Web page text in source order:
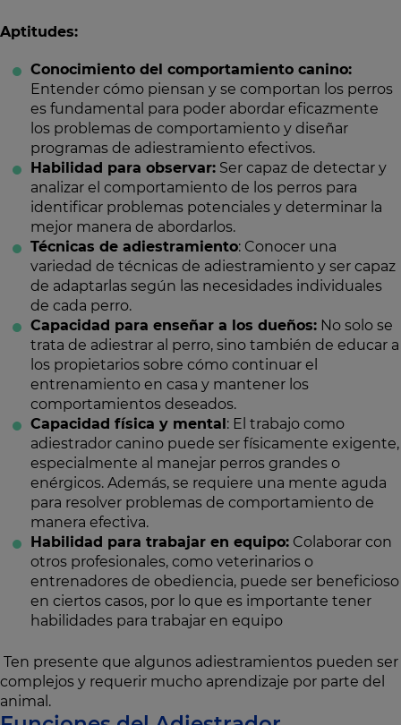
Aptitudes:
Conocimiento del comportamiento canino:
Entender cómo piensan y se comportan los perros
es fundamental para poder abordar eficazmente
los problemas de comportamiento y diseñar
programas de adiestramiento efectivos.
Habilidad para observar: Ser capaz de detectar y
analizar el comportamiento de los perros para
identificar problemas potenciales y determinar la
mejor manera de abordarlos.
Técnicas de adiestramiento: Conocer una
variedad de técnicas de adiestramiento y ser capaz
de adaptarlas según las necesidades individuales
de cada perro.
Capacidad para enseñar a los dueños: No solo se
trata de adiestrar al perro, sino también de educar a
los propietarios sobre cómo continuar el
entrenamiento en casa y mantener los
comportamientos deseados.
Capacidad física y mental: El trabajo como
adiestrador canino puede ser físicamente exigente,
especialmente al manejar perros grandes o
enérgicos. Además, se requiere una mente aguda
para resolver problemas de comportamiento de
manera efectiva.
Habilidad para trabajar en equipo: Colaborar con
otros profesionales, como veterinarios o
entrenadores de obediencia, puede ser beneficioso
en ciertos casos, por lo que es importante tener
habilidades para trabajar en equipo
Ten presente que algunos adiestramientos pueden ser
complejos y requerir mucho aprendizaje por parte del
animal.